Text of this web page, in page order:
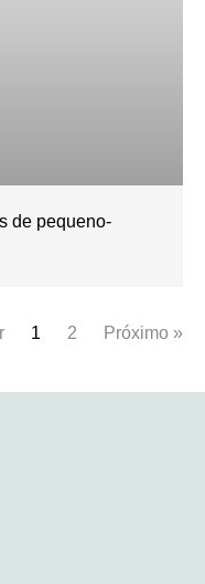
de pequeno-
1 2 Próximo »